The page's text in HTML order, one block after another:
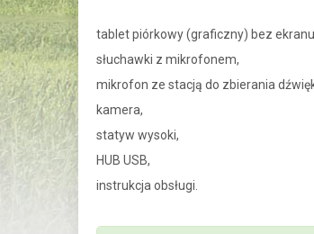
tablet piórkowy (graficzny) bez
słuchawki z mikrofonem,
mikrofon ze stacją do zbierania
kamera,
statyw wysoki,
HUB USB,
instrukcja obsługi.